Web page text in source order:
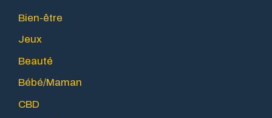
Bien-être
Jeux
Beauté
Bébé/Maman
CBD